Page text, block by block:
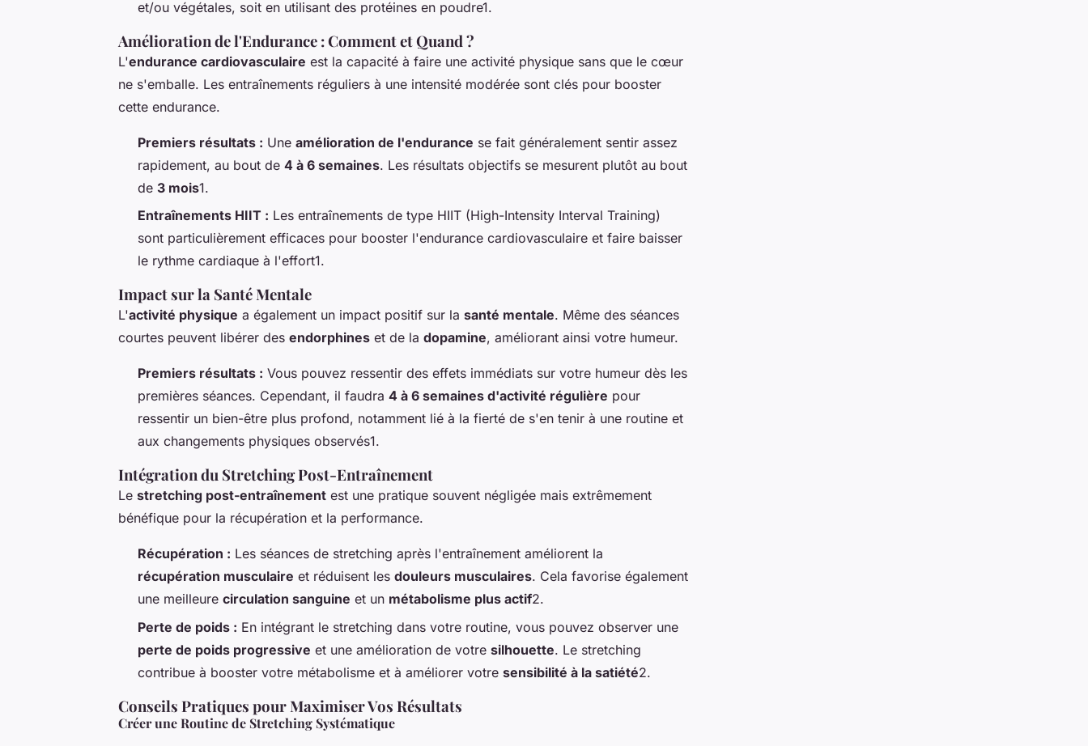
et/ou végétales, soit en utilisant des protéines en poudre1.
Amélioration de l'Endurance : Comment et Quand ?
L'endurance cardiovasculaire est la capacité à faire une activité physique sans que le cœur
ne s'emballe. Les entraînements réguliers à une intensité modérée sont clés pour booster
cette endurance.
Premiers résultats : Une amélioration de l'endurance se fait généralement sentir assez
rapidement, au bout de 4 à 6 semaines. Les résultats objectifs se mesurent plutôt au bout
de 3 mois1.
Entraînements HIIT : Les entraînements de type HIIT (High-Intensity Interval Training)
sont particulièrement efficaces pour booster l'endurance cardiovasculaire et faire baisser
le rythme cardiaque à l'effort1.
Impact sur la Santé Mentale
L'activité physique a également un impact positif sur la santé mentale. Même des séances
courtes peuvent libérer des endorphines et de la dopamine, améliorant ainsi votre humeur.
Premiers résultats : Vous pouvez ressentir des effets immédiats sur votre humeur dès les
premières séances. Cependant, il faudra 4 à 6 semaines d'activité régulière pour
ressentir un bien-être plus profond, notamment lié à la fierté de s'en tenir à une routine et
aux changements physiques observés1.
Intégration du Stretching Post-Entraînement
Le stretching post-entraînement est une pratique souvent négligée mais extrêmement
bénéfique pour la récupération et la performance.
Récupération : Les séances de stretching après l'entraînement améliorent la
récupération musculaire et réduisent les douleurs musculaires. Cela favorise également
une meilleure circulation sanguine et un métabolisme plus actif2.
Perte de poids : En intégrant le stretching dans votre routine, vous pouvez observer une
perte de poids progressive et une amélioration de votre silhouette. Le stretching
contribue à booster votre métabolisme et à améliorer votre sensibilité à la satiété2.
Conseils Pratiques pour Maximiser Vos Résultats
Créer une Routine de Stretching Systématique